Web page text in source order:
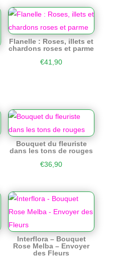
Flanelle : Roses, illets et
chardons roses et parme
€41,90
Bouquet du fleuriste
dans les tons de rouges
€36,90
Interflora – Bouquet
Rose Melba – Envoyer
des Fleurs